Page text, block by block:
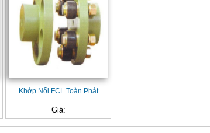
Khớp Nối FCL Toàn Phát
Giá: